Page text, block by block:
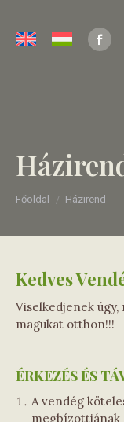
You are here:
Főoldal Házirend
Kedves
Viselkedjenek
magukat otthon!!!
ÉRKEZÉS ÉS
A vendég
megbízottjának